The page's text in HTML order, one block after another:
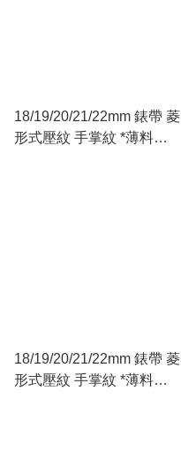
18/19/20/21/22mm 錶帶 菱
形式壓紋 手掌紋 *薄料
18/19/20/21/22mm 錶帶 菱
形式壓紋 手掌紋 *薄料